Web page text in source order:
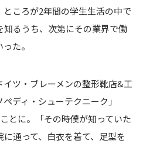
ころが2年間の学生生活の中で
るうち、次第にその業界で働
た。
ツ・ブレーメンの整形靴店&工
ディ・シューテクニーク」
とに。「その時僕が知っていた
通って、白衣を着て、足型を